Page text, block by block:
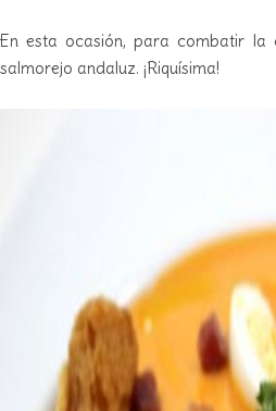
En esta ocasión, para combatir la
salmorejo andaluz. ¡Riquísima!